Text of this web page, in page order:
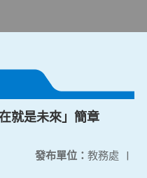
就是未來」簡章
發布單位： 教務處 |